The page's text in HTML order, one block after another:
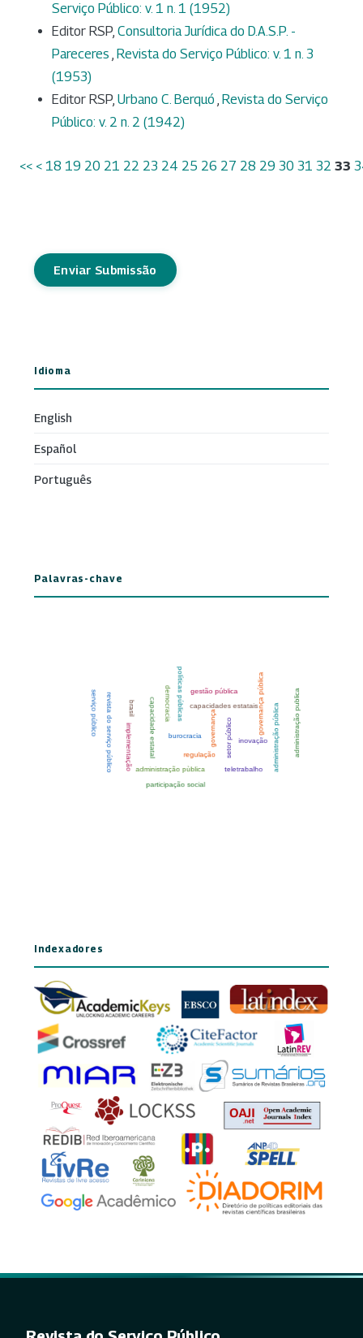
Serviço Público: v. 1 n. 1 (1952)
Editor RSP, Consultoria Jurídica do D.A.S.P. -
Pareceres , Revista do Serviço Público: v. 1 n. 3
(1953)
Editor RSP, Urbano C. Berquó , Revista do Serviço
Público: v. 2 n. 2 (1942)
<< < 18 19 20 21 22 23 24 25 26 27 28 29 30 31 32 33
Enviar Submissão
Idioma
English
Español
Português
Palavras-chave
Indexadores